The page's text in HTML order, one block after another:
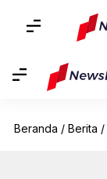
Beranda / Berita /